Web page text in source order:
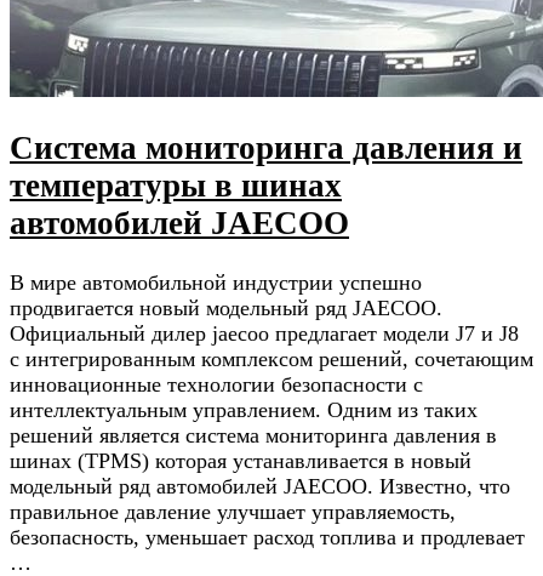
Система мониторинга давления и
температуры в шинах
автомобилей JAECOO
В мире автомобильной индустрии успешно
продвигается новый модельный ряд JAECOO.
Официальный дилер jaecoo предлагает модели J7 и J8
с интегрированным комплексом решений, сочетающим
инновационные технологии безопасности с
интеллектуальным управлением. Одним из таких
решений является система мониторинга давления в
шинах (TPMS) которая устанавливается в новый
модельный ряд автомобилей JAECOO. Известно, что
правильное давление улучшает управляемость,
безопасность, уменьшает расход топлива и продлевает
…